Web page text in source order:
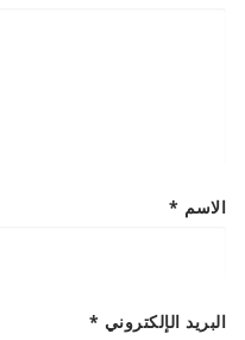
الاسم *
البريد الإلكتروني *